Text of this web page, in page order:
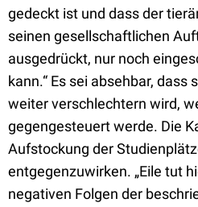
gedeckt ist und dass der
seinen gesellschaftlichen Auf
ausgedrückt, nur noch
kann.“ Es sei absehbar, dass
weiter verschlechtern wird,
gegengesteuert werde. Die
Aufstockung der
entgegenzuwirken. „Eile tut
negativen Folgen der